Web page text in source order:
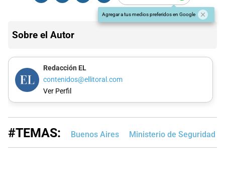
Agregar a tus medios preferidos en Google
Sobre el Autor
Redacción EL
contenidos@ellitoral.com
Ver Perfil
#TEMAS: Buenos Aires Ministerio de Seguridad